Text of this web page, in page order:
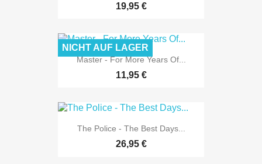
19,95 €
Master - For More Years Of...
11,95 €
NICHT AUF LAGER
The Police - The Best Days...
26,95 €